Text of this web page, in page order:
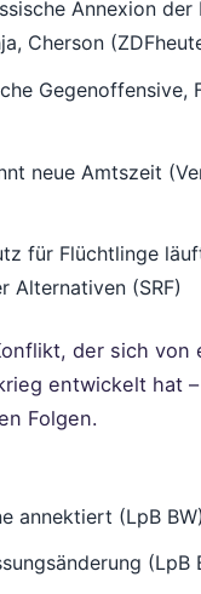
Annexion
Cherson
Gegenoffensive,
neue Amtszeit
für Flüchtlinge
Alternativen (SRF)
der sich von
entwickelt hat
Folgen.
annektiert (LpB
(LpB